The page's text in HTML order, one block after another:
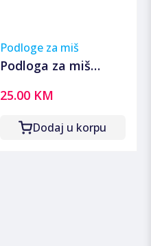
Podloge za miš
Podloga za miš
BLITZ XXL
900x400x4mm
25.00 KM
Dodaj u korpu